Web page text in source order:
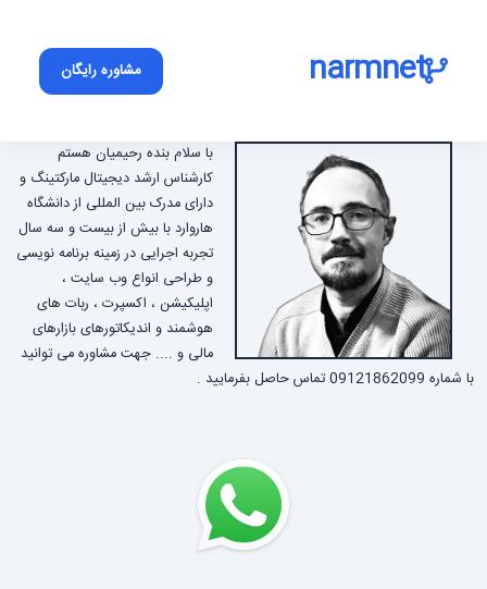
narmnet مشاوره رایگان
با سلام بنده رحیمیان هستم
کارشناس ارشد دیجیتال مارکتینگ و
دارای مدرک بین المللی از دانشگاه
هاروارد با بیش از بیست و سه سال
تجربه اجرایی در زمینه برنامه نویسی
و طراحی انواع وب سایت ،
اپلیکیشن ، اکسپرت ، ربات های
هوشمند و اندیکاتورهای بازارهای
مالی و .... جهت مشاوره می توانید
با شماره 09121862099 تماس حاصل بفرمایید .